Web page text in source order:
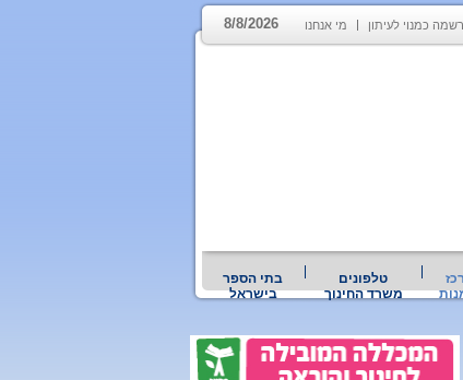
כמנוי לעיתון מי אנחנו 8/8/2026
טלפונים
משרד החינוך
בתי הספר
בישראל